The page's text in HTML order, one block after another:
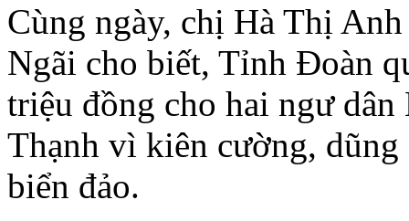
Cùng ngày, chị Hà Thị
Ngãi cho biết, Tỉnh Đoàn
triệu đồng cho hai ngư
Thạnh vì kiên cường, dũng
biển đảo.